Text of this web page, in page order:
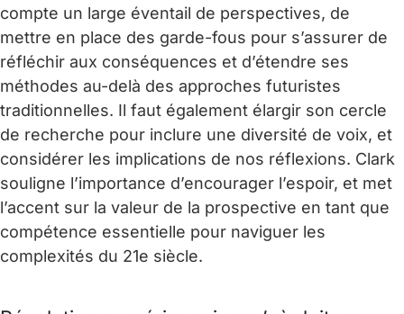
compte un large éventail de perspectives, de
mettre en place des garde-fous pour s’assurer de
réfléchir aux conséquences et d’étendre ses
méthodes au-delà des approches futuristes
traditionnelles. Il faut également élargir son cercle
de recherche pour inclure une diversité de voix, et
considérer les implications de nos réflexions. Clark
souligne l’importance d’encourager l’espoir, et met
l’accent sur la valeur de la prospective en tant que
compétence essentielle pour naviguer les
complexités du 21e siècle.